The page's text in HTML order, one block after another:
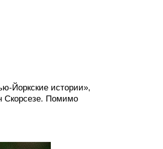
Йоркские истории»,
Скорсезе. Помимо